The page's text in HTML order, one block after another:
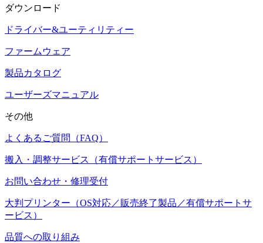
ダウンロード
ドライバー&ユーティリティー
ファームウェア
製品カタログ
ユーザーズマニュアル
その他
よくあるご質問（FAQ）
搬入・調整サービス（有償サポートサービス）
お問い合わせ・修理受付
大判プリンター（OS対応／販売終了製品／有償サポートサ
ービス）
品質への取り組み